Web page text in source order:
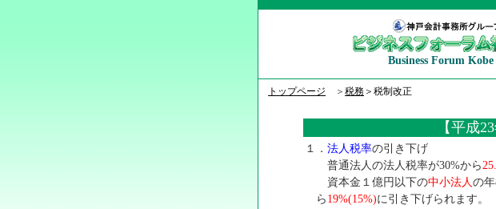
Business Forum Kobe
トップページ ＞ 税務 ＞税制改正
【平成
１． 法人税率の引き下げ
普通法人の法人税率が30%から
資本金１億円以下の中小法人の
ら 19%(15%)に引き下げられます。